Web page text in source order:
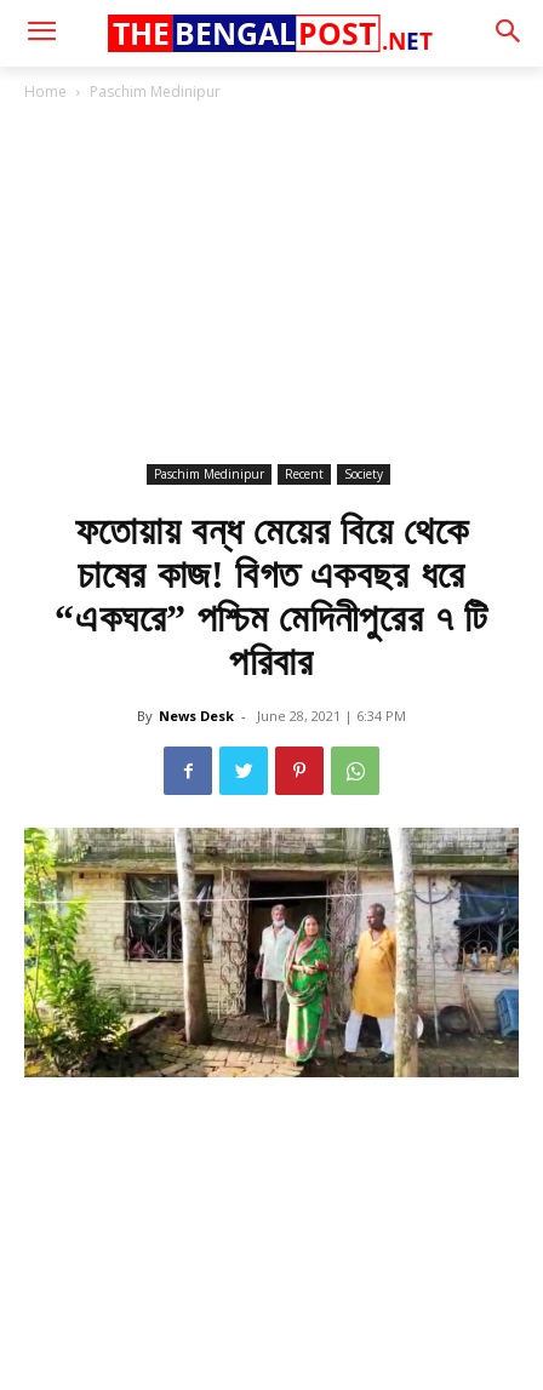
.NET
THE BENGALPOST
Home Paschim Medinipur
Paschim Medinipur Recent Society
ফতোয়ায় বন্ধ মেয়ের বিয়ে থেকে
চাষের কাজ! বিগত একবছর ধরে
“একঘরে” পশ্চিম মেদিনীপুরের ৭ টি
পরিবার
By News Desk - June 28, 2021 | 6:34 PM